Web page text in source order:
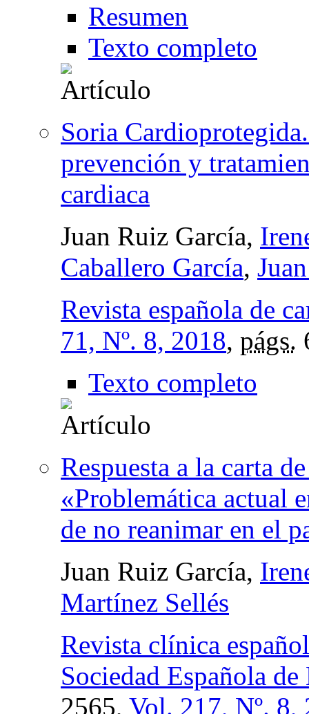
Resumen
Texto completo
Soria
prevención y
cardiaca
Juan Ruiz García,
Caballero García,
Revista española de
71, Nº. 8, 2018, págs.
Texto completo
Respuesta a la carta
«Problemática actual
de no reanimar en el
Juan Ruiz García,
Martínez Sellés
Revista clínica
Sociedad Española
2565, Vol. 217, Nº. 8,